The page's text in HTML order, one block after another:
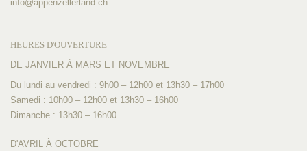
info@appenzellerland.ch
HEURES D'OUVERTURE
DE JANVIER À MARS ET NOVEMBRE
Du lundi au vendredi : 9h00 – 12h00 et 13h30 – 17h00
Samedi : 10h00 – 12h00 et 13h30 – 16h00
Dimanche : 13h30 – 16h00
D'AVRIL À OCTOBRE